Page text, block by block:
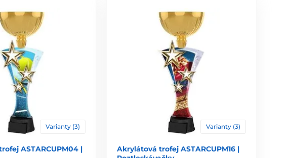
Varianty (3)
ASTARCUPM04 |
Varianty (3)
Akrylátová trofej ASTARCUPM16 |